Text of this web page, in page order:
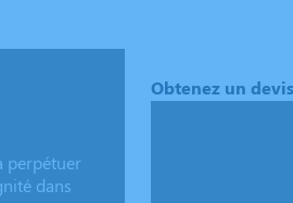
perpétuer
dans
Obtenez un devis